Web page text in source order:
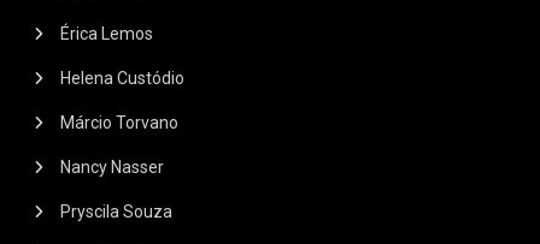
Érica Lemos
Helena Custódio
Márcio Torvano
Nancy Nasser
Pryscila Souza